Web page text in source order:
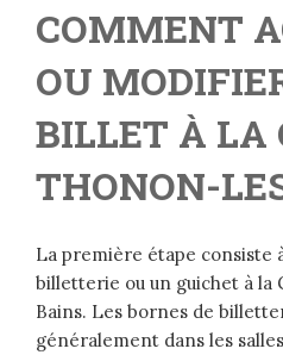
COMMENT
OU
BILLET À LA
THONON-
La première étape consiste
billetterie ou un guichet à la
Bains. Les bornes de
généralement dans les